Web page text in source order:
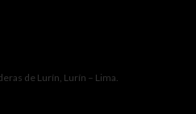
de Lurín, Lurín – Lima.